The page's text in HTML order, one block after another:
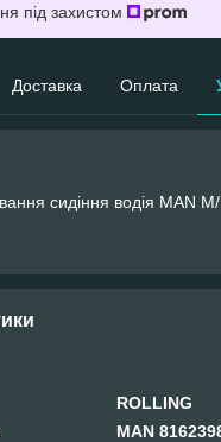
під захистом
Доставка Оплата
сидіння водія MAN
ROLLING
MAN